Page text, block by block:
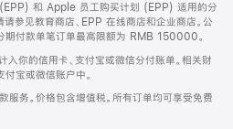
(EPP) 和 Apple 员工购买计划 (EPP) 适用的分
参见教育商店、EPP 在线商店和企业商店。公
期付款单笔订单最高限额为 RMB 150000。
入你的信用卡、支付宝或微信分付账单。相关财
宝或微信账户中。
服务。价格包含增值税。所有订单均可享受免费